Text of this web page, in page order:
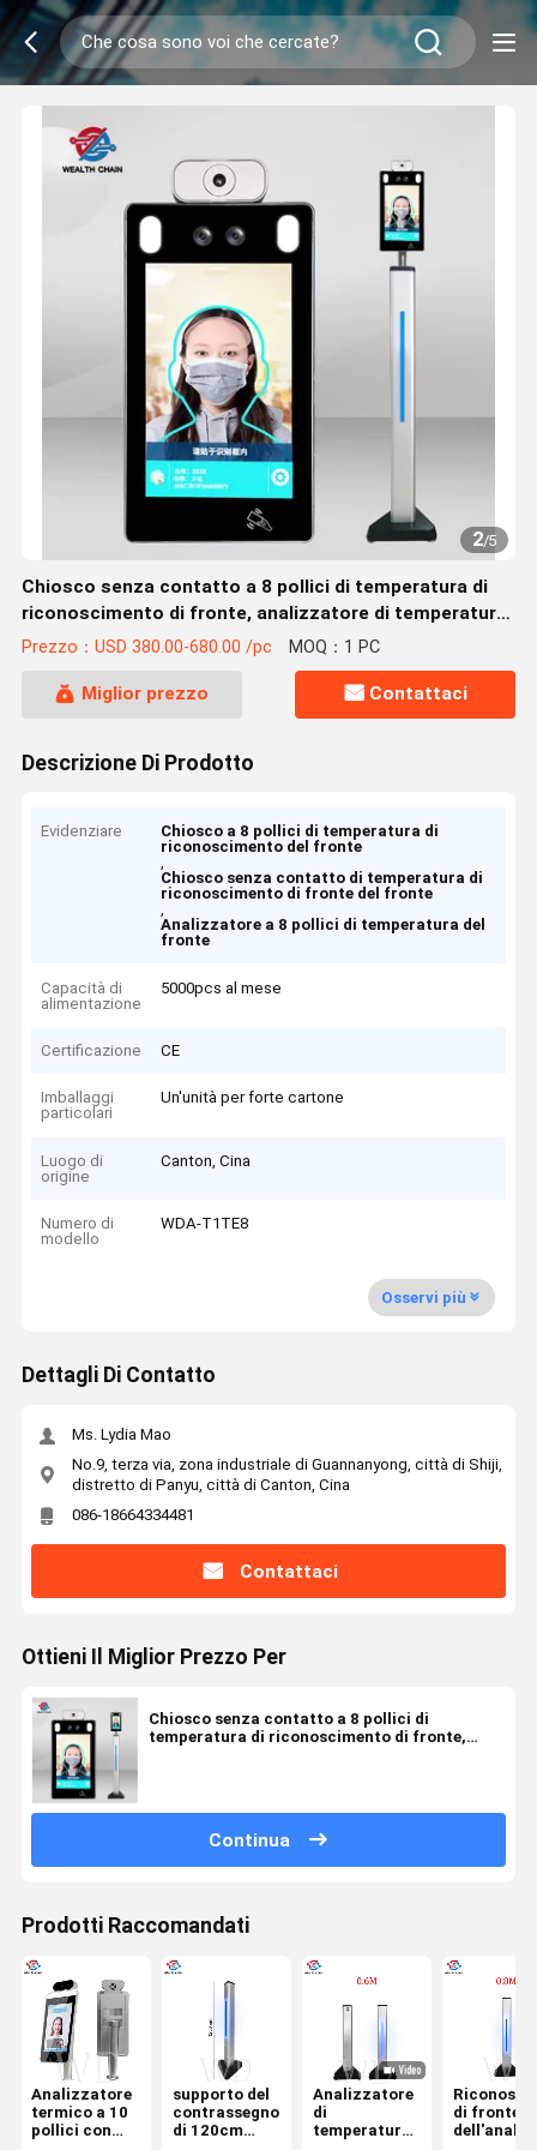
2/5
Chiosco senza contatto a 8 pollici di temperatura di
riconoscimento di fronte, analizzatore di temperatura
del fronte
Prezzo：USD 380.00-680.00 /pc MOQ：1 PC
Miglior prezzo Contattaci
Descrizione Di Prodotto
Evidenziare
Chiosco a 8 pollici di temperatura di
riconoscimento del fronte
,
Chiosco senza contatto di temperatura di
riconoscimento di fronte del fronte
,
Analizzatore a 8 pollici di temperatura del
fronte
Capacità di
alimentazione
5000pcs al mese
Certificazione CE
Imballaggi
particolari
Un'unità per forte cartone
Luogo di
origine
Canton, Cina
Numero di
modello
WDA-T1TE8
Osservi più
Dettagli Di Contatto
Ms. Lydia Mao
No.9, terza via, zona industriale di Guannanyong, città di Shiji,
distretto di Panyu, città di Canton, Cina
086-18664334481
Contattaci
Ottieni Il Miglior Prezzo Per
Chiosco senza contatto a 8 pollici di
temperatura di riconoscimento di fronte,
Continua
Prodotti Raccomandati
Analizzatore
termico a 10
pollici con
supporto del
contrassegno
di 120cm
Analizzatore
di
temperatura
di fronte